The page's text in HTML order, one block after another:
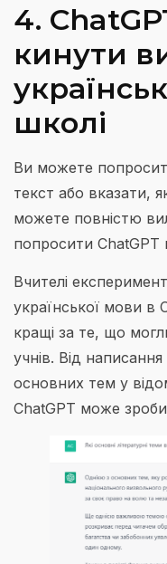
4.
кинути
школі
Ви можете
текст або вказати,
можете повністю
попросити ChatGPT
Вчителі
української мови в
кращі за те, що
учнів. Від
основних тем у
ChatGPT може